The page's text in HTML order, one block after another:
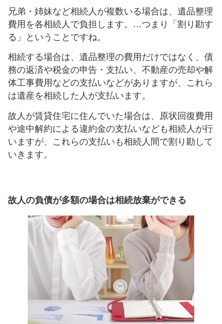
兄弟・姉妹など相続人が複数いる場合は、遺品整理
費用を各相続人で負担します。…つまり「割り勘す
る」ということですね。
相続する場合は、遺品整理の費用だけではなく、債
務の返済や税金の申告・支払い、不動産の売却や解
体工事費用などの支払いなどがありますが、これら
は遺産を相続した人が支払います。
故人が賃貸住宅に住んでいた場合は、原状回復費用
や途中解約による違約金の支払いなども相続人が行
いますが、これらの支払いも相続人間で割り勘して
いきます。
故人の負債が多額の場合は相続放棄ができる